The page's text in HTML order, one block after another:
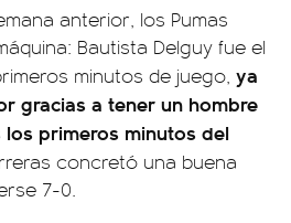
anterior, los Pumas
Bautista Delguy fue el
minutos de juego, ya
gracias a tener un hombre
primeros minutos del
concretó una buena
7-0.